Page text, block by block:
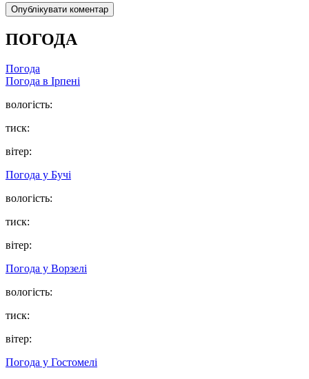
ПОГОДА
Погода
Погода в Ірпені
вологість:
тиск:
вітер:
Погода у Бучі
вологість:
тиск:
вітер:
Погода у Ворзелі
вологість:
тиск:
вітер:
Погода у Гостомелі